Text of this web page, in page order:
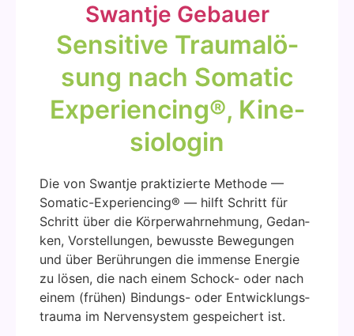
Swant­je Gebau­er
Sen­si­ti­ve Trau­ma­lö­
sung nach Soma­tic
Expe­ri­en­cing®, Kine­
sio­lo­gin
Die von Swant­je prak­ti­zier­te Metho­de —
Soma­tic-Expe­ri­en­cing® — hilft Schritt für
Schritt über die Kör­per­wahr­neh­mung, Gedan­
ken, Vor­stel­lun­gen, bewuss­te Bewe­gun­gen
und über Berüh­run­gen die immense Ener­gie
zu lösen, die nach einem Schock- oder nach
einem (frü­hen) Bin­dungs- oder Ent­wick­lungs­
trau­ma im Ner­ven­sys­tem gespei­chert ist.